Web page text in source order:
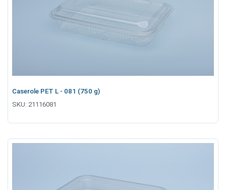
Caserole PET L - 081 (750 g)
SKU: 21116081